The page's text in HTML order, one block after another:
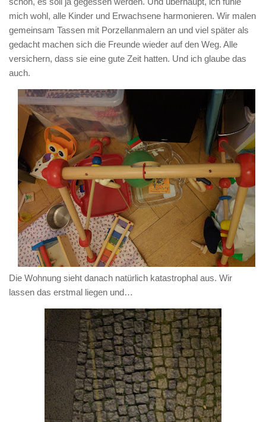
mich wohl, alle Kinder und Erwachsene harmonieren. Wir malen
gemeinsam Tassen mit Porzellanmalern an und viel später als
gedacht machen sich die Freunde wieder auf den Weg. Alle
versichern, dass sie eine gute Zeit hatten. Und ich glaube das
auch.
Die Wohnung sieht danach natürlich katastrophal aus. Wir
lassen das erstmal liegen und…